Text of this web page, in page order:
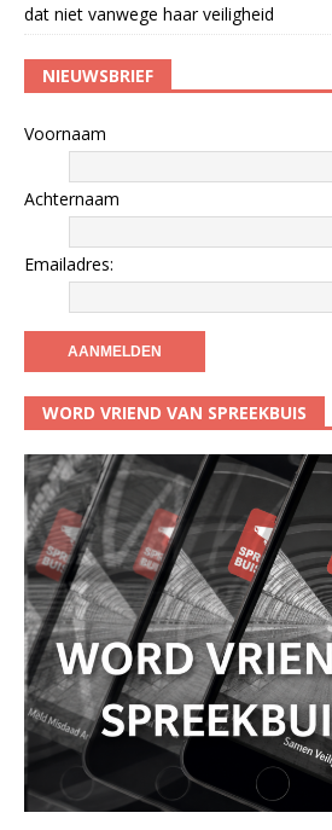
dat niet vanwege haar veiligheid
NIEUWSBRIEF
Voornaam
Achternaam
Emailadres:
WORD VRIEND VAN SPREEKBUIS